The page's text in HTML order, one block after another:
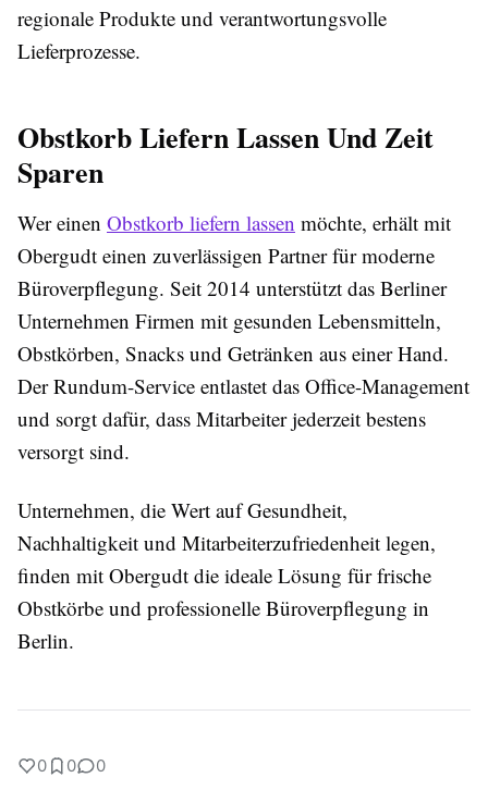
regionale Produkte und verantwortungsvolle
Lieferprozesse.
Obstkorb Liefern Lassen Und Zeit
Sparen
Wer einen Obstkorb liefern lassen möchte, erhält mit
Obergudt einen zuverlässigen Partner für moderne
Büroverpflegung. Seit 2014 unterstützt das Berliner
Unternehmen Firmen mit gesunden Lebensmitteln,
Obstkörben, Snacks und Getränken aus einer Hand.
Der Rundum-Service entlastet das Office-Management
und sorgt dafür, dass Mitarbeiter jederzeit bestens
versorgt sind.
Unternehmen, die Wert auf Gesundheit,
Nachhaltigkeit und Mitarbeiterzufriedenheit legen,
finden mit Obergudt die ideale Lösung für frische
Obstkörbe und professionelle Büroverpflegung in
Berlin.
0 0 0